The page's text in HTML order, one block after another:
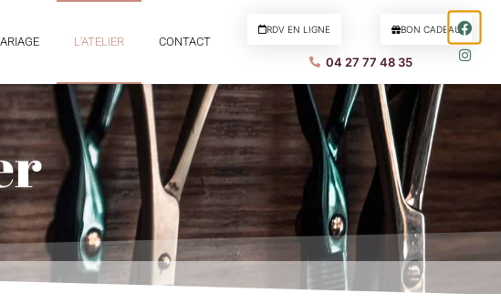
L’ATELIER CONTACT
RDV EN LIGNE BON CADEAU
04 27 77 48 35